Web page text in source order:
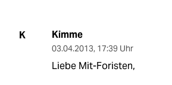
K Kimme
03.04.2013, 17:39 Uhr
Liebe Mit-Foristen,